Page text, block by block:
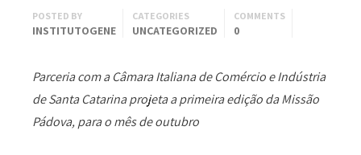
POSTED BY
INSTITUTOGENE
CATEGORIES
UNCATEGORIZED
COMMENTS
0
Parceria com a Câmara Italiana de Comércio e Indústria
de Santa Catarina projeta a primeira edição da Missão
Pádova, para o mês de outubro